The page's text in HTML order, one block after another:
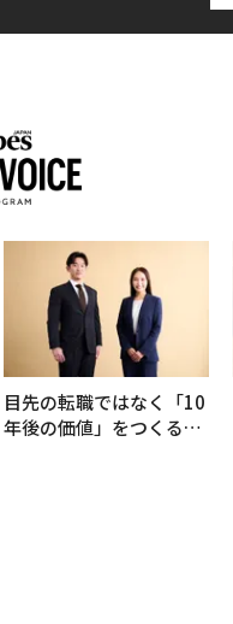
目先の転職ではなく「10
年後の価値」をつくる─